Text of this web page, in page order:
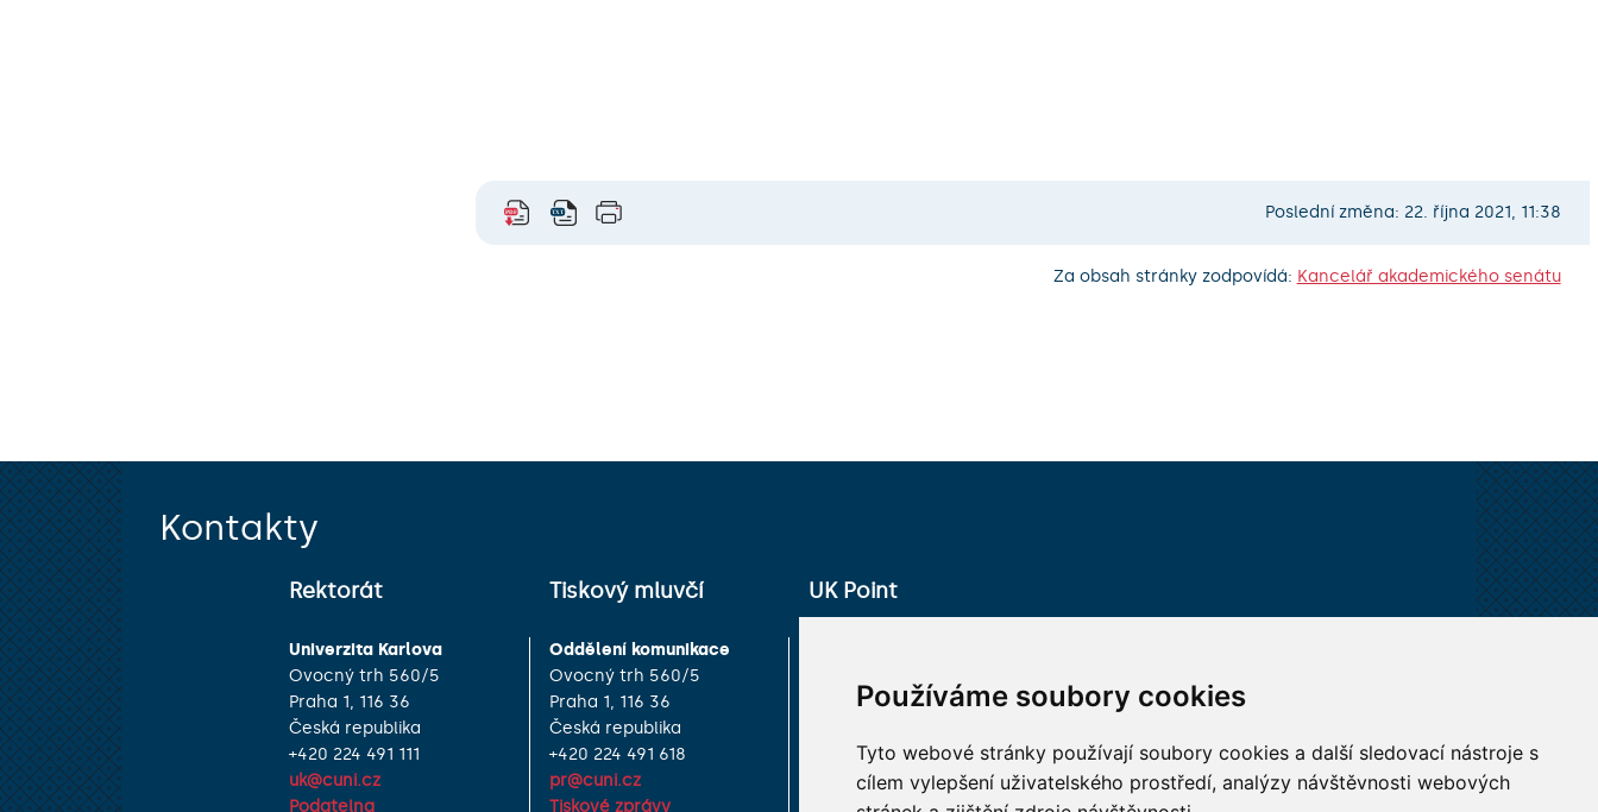
Používáme soubory cookies
Tyto webové stránky používají soubory cookies a další sledovací nástroje s
cílem vylepšení uživatelského prostředí, analýzy návštěvnosti webových
Poslední změna: 22. října 2021, 11:38
Za obsah stránky zodpovídá: Kancelář akademického senátu
Kontakty
Rektorát
Univerzita Karlova
Ovocný trh 560/5
Praha 1, 116 36
Česká republika
+420 224 491 111
uk@cuni.cz
Podatelna
Tiskový mluvčí
Oddělení komunikace
Ovocný trh 560/5
Praha 1, 116 36
Česká republika
+420 224 491 618
pr@cuni.cz
Tiskové zprávy
UK Point
Praha 1, 116 36
+420 224 491 850
info@cuni.cz
Provozní doba a kontakty
JAK K NÁM?